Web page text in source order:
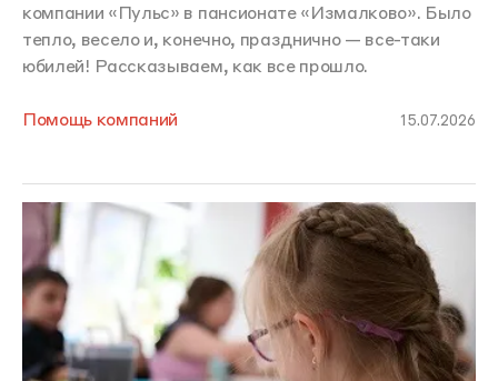
компании «Пульс» в пансионате «Измалково». Было
тепло, весело и, конечно, празднично — все-таки
юбилей! Рассказываем, как все прошло.
Помощь компаний 15.07.2026